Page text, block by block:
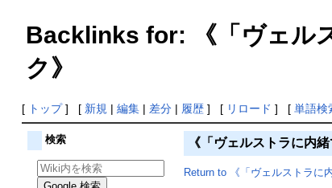
Backlinks for: 《「ヴェル
ク》
[ トップ] [ 新規 | 編集| 差分| 履歴] [ リロード ] [ 単語検
検索 《「ヴェルストラに内
Return to 《「ヴェルストラに